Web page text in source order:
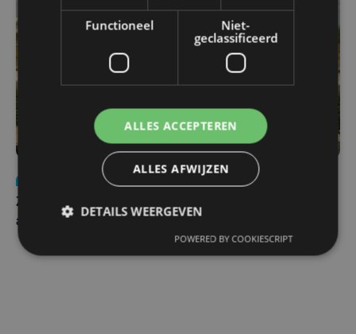
Update
za 1 augustus | 17:21
Zwaar ongeval op E403 in Izegem: drie rijstroken
afgesloten
Functioneel
Niet-
geclassificeerd
ALLES ACCEPTEREN
ALLES AFWIJZEN
DETAILS WEERGEVEN
POWERED BY COOKIESCRIPT